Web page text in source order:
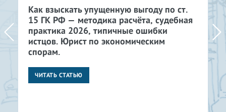
Как взыскать упущенную выгоду по ст.
15 ГК РФ — методика расчёта, судебная
практика 2026, типичные ошибки
истцов. Юрист по экономическим
спорам.
ЧИТАТЬ СТАТЬЮ